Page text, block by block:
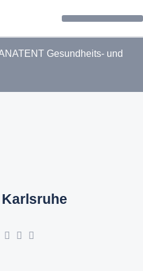
Gesundheits- und